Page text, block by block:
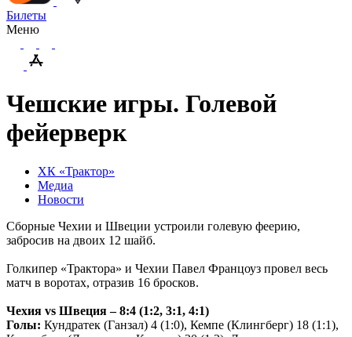
Билеты
Меню
Чешские игры. Голевой
фейерверк
ХК «Трактор»
Медиа
Новости
Сборные Чехии и Швеции устроили голевую феерию,
забросив на двоих 12 шайб.
Голкипер «Трактора» и Чехии Павел Францоуз провел весь
матч в воротах, отразив 16 бросков.
Чехия vs Швеция – 8:4 (1:2, 3:1, 4:1)
Голы: Кундратек (Ганзал) 4 (1:0), Кемпе (Клингберг) 18 (1:1),